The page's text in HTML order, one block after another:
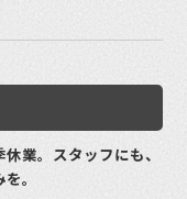
業。スタッフにも、
。